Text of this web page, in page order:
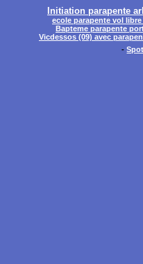
Initiation parapente
ecole parapente vol libre
Bapteme parapente
Vicdessos (09) avec
-